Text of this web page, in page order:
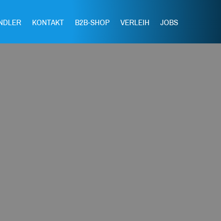
KONTAKT B2B-SHOP VERLEIH JOBS